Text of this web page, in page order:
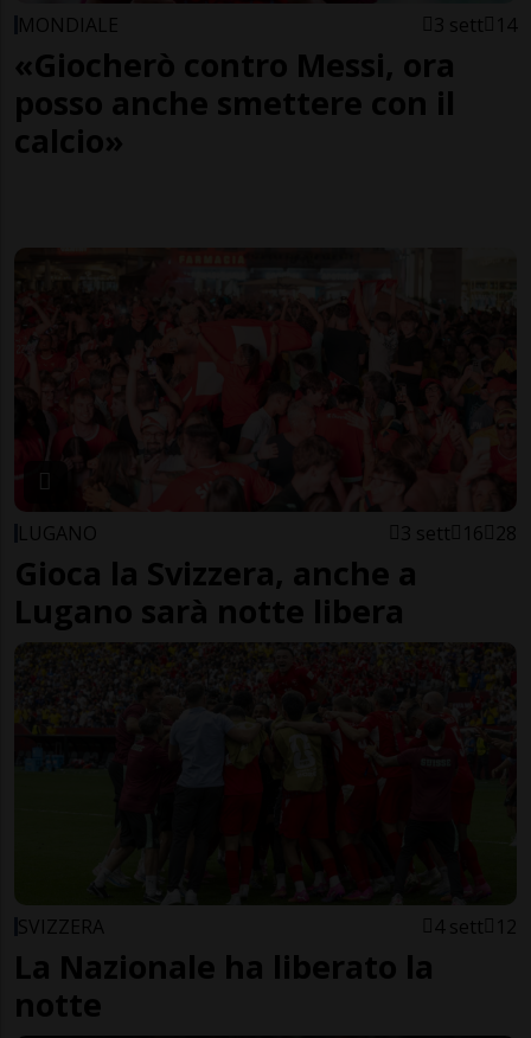
MONDIALE 3 sett 14
«Giocherò contro Messi, ora
posso anche smettere con il
calcio»
LUGANO 3 sett 16 28
Gioca la Svizzera, anche a
Lugano sarà notte libera
SVIZZERA 4 sett 12
La Nazionale ha liberato la
notte